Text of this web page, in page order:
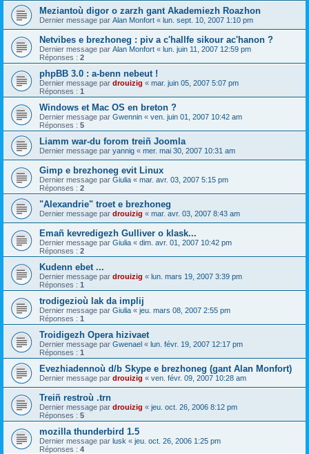
Meziantoù digor o zarzh gant Akademiezh Roazhon
Dernier message par Alan Monfort « lun. sept. 10, 2007 1:10 pm
Netvibes e brezhoneg : piv a c'hallfe sikour ac'hanon ?
Dernier message par Alan Monfort « lun. juin 11, 2007 12:59 pm
Réponses : 2
phpBB 3.0 : a-benn nebeut !
Dernier message par drouizig « mar. juin 05, 2007 5:07 pm
Réponses : 1
Windows et Mac OS en breton ?
Dernier message par Gwennin « ven. juin 01, 2007 10:42 am
Réponses : 5
Liamm war-du forom treiñ Joomla
Dernier message par yannig « mer. mai 30, 2007 10:31 am
Gimp e brezhoneg evit Linux
Dernier message par Giulia « mar. avr. 03, 2007 5:15 pm
Réponses : 2
"Alexandrie" troet e brezhoneg
Dernier message par drouizig « mar. avr. 03, 2007 8:43 am
Emañ kevredigezh Gulliver o klask...
Dernier message par Giulia « dim. avr. 01, 2007 10:42 pm
Réponses : 2
Kudenn ebet ...
Dernier message par drouizig « lun. mars 19, 2007 3:39 pm
Réponses : 1
trodigezioù lak da implij
Dernier message par Giulia « jeu. mars 08, 2007 2:55 pm
Réponses : 1
Troidigezh Opera hizivaet
Dernier message par Gwenael « lun. févr. 19, 2007 12:17 pm
Réponses : 1
Evezhiadennoù d/b Skype e brezhoneg (gant Alan Monfort)
Dernier message par drouizig « ven. févr. 09, 2007 10:28 am
Treiñ restroù .trn
Dernier message par drouizig « jeu. oct. 26, 2006 8:12 pm
Réponses : 5
mozilla thunderbird 1.5
Dernier message par lusk « jeu. oct. 26, 2006 1:25 pm
Réponses : 4